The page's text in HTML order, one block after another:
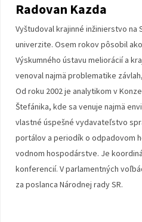
Radovan Kazda
Vyštudoval krajinné inžinierstvo
univerzite. Osem rokov pôsobil
Výskumného ústavu meliorácií a
venoval najmä problematike
Od roku 2002 je analytikom v
Štefánika, kde sa venuje najmä
vlastné úspešné vydavateľstvo
portálov a periodík o odpadovom
vodnom hospodárstve. Je
konferencií. V parlamentných
za poslanca Národnej rady SR.